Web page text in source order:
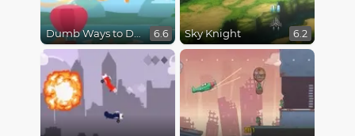
Dumb Ways to Die 3: World Tour 6.6 Sky Knight 6.2